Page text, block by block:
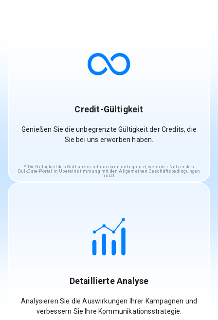
Credit-Gültigkeit
Genießen Sie die unbegrenzte Gültigkeit der Credits, die
Sie bei uns erworben haben.
Die Gültigkeit des Guthabens ist nur dann unbegrenzt, wenn der Nutzer das
BulkGate-Portal in Übereinstimmung mit den Allgemeinen Geschäftsbedingungen
nutzt.
Detaillierte Analyse
Analysieren Sie die Auswirkungen Ihrer Kampagnen und
verbessern Sie Ihre Kommunikationsstrategie.